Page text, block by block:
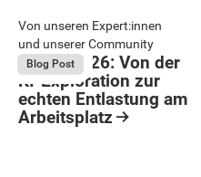
Von unseren Expert:innen
und unserer Community
August 4, 2026
Blog Post
Bright 2026: Von der
KI-Exploration zur
echten Entlastung am
Arbeitsplatz